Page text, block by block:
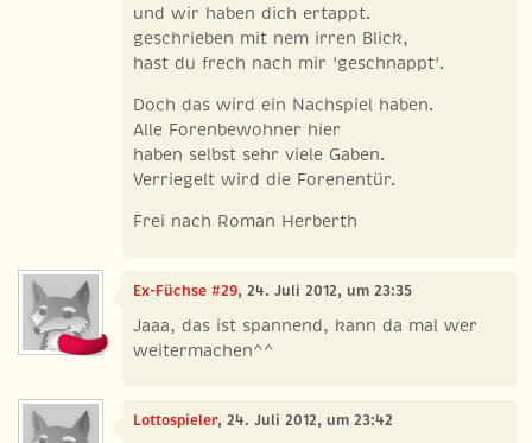
und wir haben dich ertappt.
geschrieben mit nem irren Blick,
hast du frech nach mir 'geschnappt'.
Doch das wird ein Nachspiel haben.
Alle Forenbewohner hier
haben selbst sehr viele Gaben.
Verriegelt wird die Forenentür.
Frei nach Roman Herberth
Ex-Füchse #29, 24. Juli 2012, um 23:35
Jaaa, das ist spannend, kann da mal wer
weitermachen^^
Lottospieler, 24. Juli 2012, um 23:42